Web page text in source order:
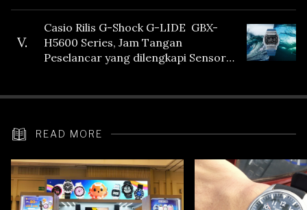
V.
Casio Rilis G-Shock G-LIDE GBX-
H5600 Series, Jam Tangan
Peselancar yang dilengkapi Sensor
READ MORE